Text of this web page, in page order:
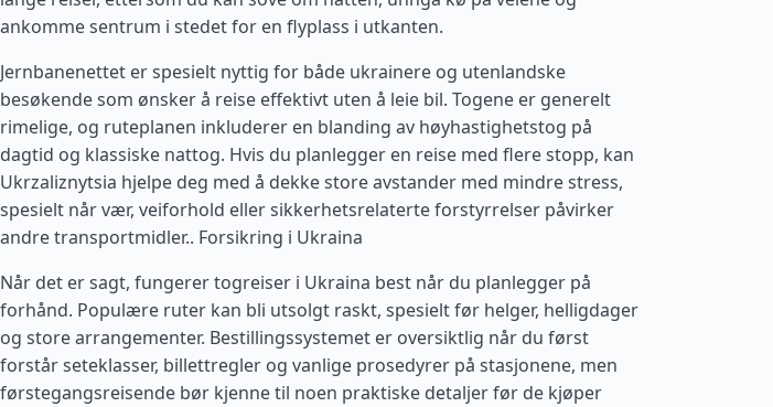
ankomme sentrum i stedet for en flyplass i utkanten.
Jernbanenettet er spesielt nyttig for både ukrainere og utenlandske
besøkende som ønsker å reise effektivt uten å leie bil. Togene er generelt
rimelige, og ruteplanen inkluderer en blanding av høyhastighetstog på
dagtid og klassiske nattog. Hvis du planlegger en reise med flere stopp, kan
Ukrzaliznytsia hjelpe deg med å dekke store avstander med mindre stress,
spesielt når vær, veiforhold eller sikkerhetsrelaterte forstyrrelser påvirker
andre transportmidler.. Forsikring i Ukraina
Når det er sagt, fungerer togreiser i Ukraina best når du planlegger på
forhånd. Populære ruter kan bli utsolgt raskt, spesielt før helger, helligdager
og store arrangementer. Bestillingssystemet er oversiktlig når du først
forstår seteklasser, billettregler og vanlige prosedyrer på stasjonene, men
førstegangsreisende bør kjenne til noen praktiske detaljer før de kjøper